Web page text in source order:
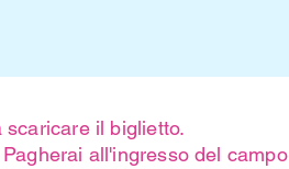
il biglietto.
all'ingresso del campo